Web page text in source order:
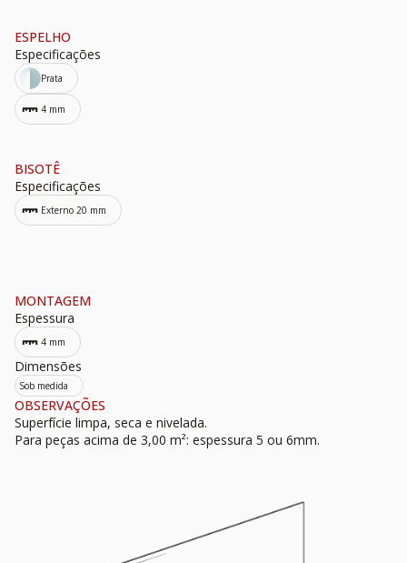
ESPELHO
Especificações
Prata
4 mm
BISOTÊ
Especificações
Externo 20 mm
MONTAGEM
Espessura
4 mm
Dimensões
Sob medida
OBSERVAÇÕES
Superfície limpa, seca e nivelada.
Para peças acima de 3,00 m²: espessura 5 ou 6mm.